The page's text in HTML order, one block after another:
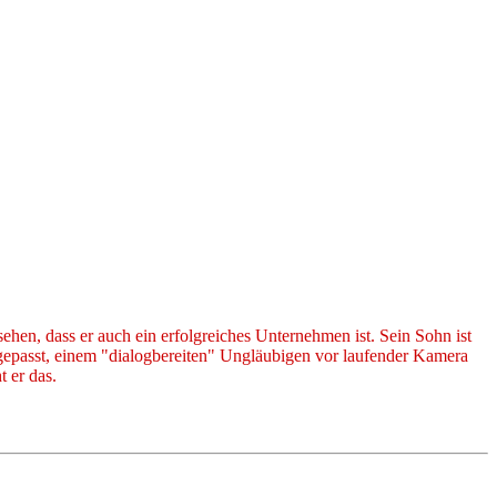
dass er auch ein erfolgreiches Unternehmen ist. Sein Sohn ist
einem "dialogbereiten" Ungläubigen vor laufender Kamera
er das.